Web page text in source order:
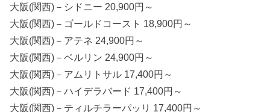
大阪(関西)－シドニー 20,900円～
大阪(関西)－ゴールドコースト 18,900円～
大阪(関西)－アテネ 24,900円～
大阪(関西)－ベルリン 24,900円～
大阪(関西)－アムリトサル 17,400円～
大阪(関西)－ハイデラバード 17,400円～
大阪(関西)－ティルチラーパッリ 17,400円～